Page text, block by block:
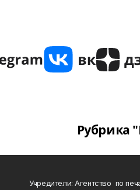
Рубрика
Учредители: Агентство по